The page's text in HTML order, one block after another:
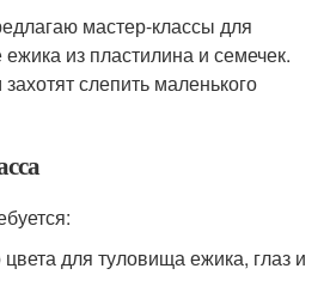
мастер-классы для
из пластилина и семечек.
слепить маленького
для туловища ежика, глаз и